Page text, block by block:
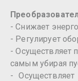
- Снижает
- Регулирует
- Осуществляет
самым убирая
-